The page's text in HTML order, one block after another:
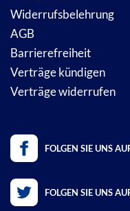
Widerrufsbelehrung
AGB
Barrierefreiheit
Verträge kündigen
Verträge widerrufen
FOLGEN SIE UNS
FOLGEN SIE UNS